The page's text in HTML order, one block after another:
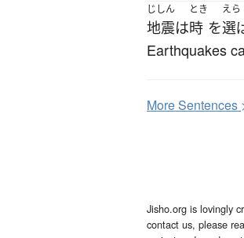
じしん
地震は
とき
時 を
えら
選
Earthquakes
MoreSentences
Jisho.org is lovingly
contact us, please